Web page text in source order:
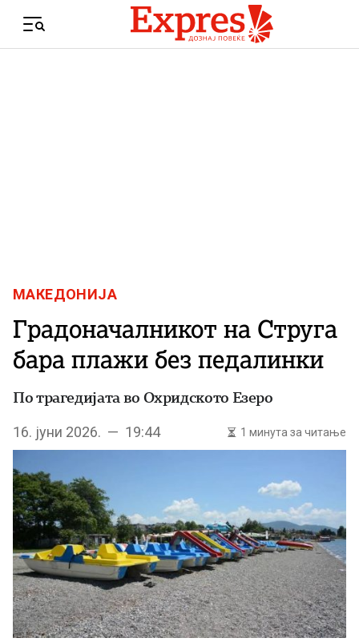
Menu
МАКЕДОНИЈА
Градоначалникот на Струга
бара плажи без педалинки
По трагедијата во Охридското Езеро
16. јуни 2026. — 19:44 1 минута за читање